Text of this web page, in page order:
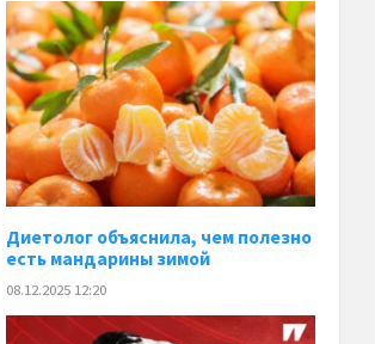
Диетолог объяснила, чем полезно
есть мандарины зимой
08.12.2025 12:20